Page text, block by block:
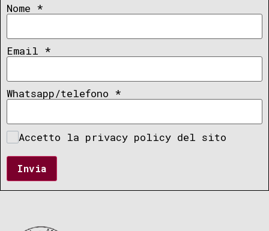
Nome *
Email *
Whatsapp/telefono *
Accetto la privacy policy del sito
Invia